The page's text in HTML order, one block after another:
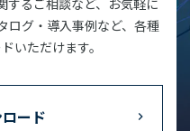
わせ
ロード
するご相談など、お気軽に
ログ・導入事例など、各種
いただけます。
ード